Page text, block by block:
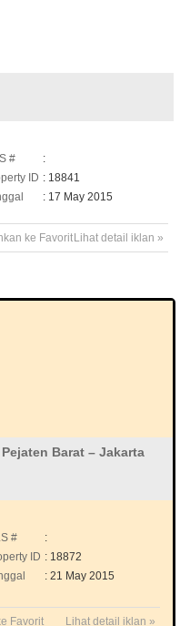
#
:
ID : 18841
: 17 May 2015
Lihat detail iklan »
ke Favorit
Barat – Jakarta
#
:
ID : 18872
: 21 May 2015
Lihat detail iklan »
Favorit